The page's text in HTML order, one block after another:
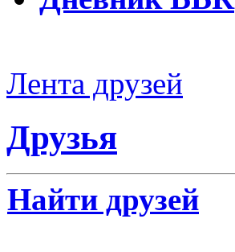
Лента друзей
Друзья
Найти друзей